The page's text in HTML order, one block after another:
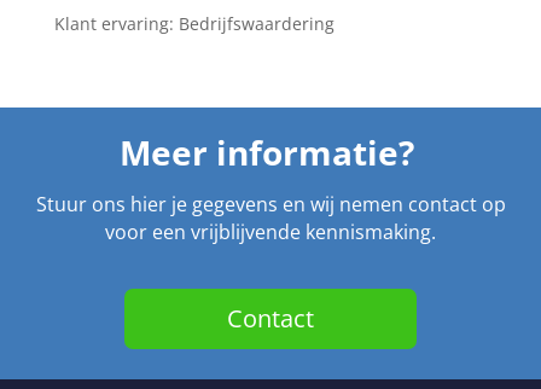
Klant ervaring: Bedrijfswaardering
Meer informatie?
Stuur ons hier je gegevens en wij nemen contact op
voor een vrijblijvende kennismaking.
Contact